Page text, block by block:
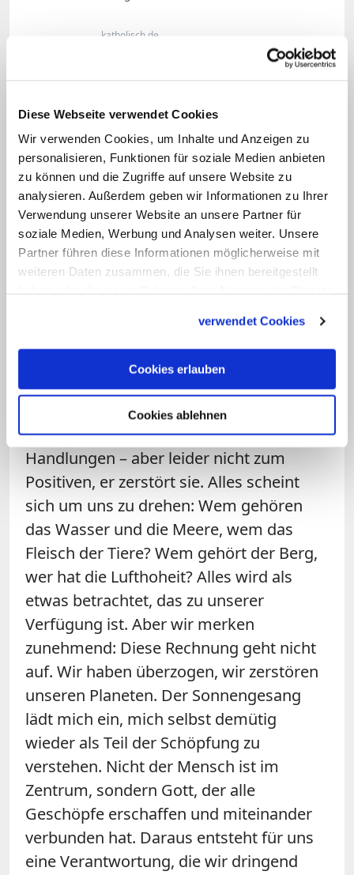
Diese Webseite verwendet Cookies
Wir verwenden Cookies, um Inhalte und Anzeigen zu
personalisieren, Funktionen für soziale Medien anbieten
zu können und die Zugriffe auf unsere Website zu
analysieren. Außerdem geben wir Informationen zu Ihrer
Verwendung unserer Website an unsere Partner für
soziale Medien, Werbung und Analysen weiter. Unsere
Partner führen diese Informationen möglicherweise mit
weiteren Daten zusammen, die Sie ihnen bereitgestellt
verwendet Cookies
Cookies erlauben
Cookies ablehnen
katholisch.de
Frage: Was macht für Sie persönlich
der Sonnengesang aus?
Bruder Christophorus: Ich möchte nur
ungern "die eine" Botschaft
herausgreifen, weil im Sonnengesang so
viel steckt. Aber in der Gegenwart drängt
sollte dringend von seiner Arroganz
zu sehen. Unser Zeitalter wird in der
Wissenschaft "Anthropozän" genannt:
der Mensch verändert die Welt und
Umwelt nachhaltig durch seine
Handlungen – aber leider nicht zum
Positiven, er zerstört sie. Alles scheint
sich um uns zu drehen: Wem gehören
das Wasser und die Meere, wem das
Fleisch der Tiere? Wem gehört der Berg,
wer hat die Lufthoheit? Alles wird als
etwas betrachtet, das zu unserer
Verfügung ist. Aber wir merken
zunehmend: Diese Rechnung geht nicht
auf. Wir haben überzogen, wir zerstören
unseren Planeten. Der Sonnengesang
lädt mich ein, mich selbst demütig
wieder als Teil der Schöpfung zu
verstehen. Nicht der Mensch ist im
Zentrum, sondern Gott, der alle
Geschöpfe erschaffen und miteinander
verbunden hat. Daraus entsteht für uns
eine Verantwortung, die wir dringend